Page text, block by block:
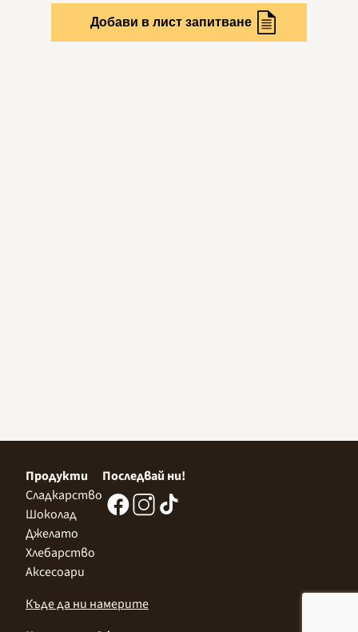
Добави в лист запитване
Продукти
Сладкарство
Шоколад
Джелато
Хлебарство
Аксесоари
Последвай ни!
Къде да ни намерите